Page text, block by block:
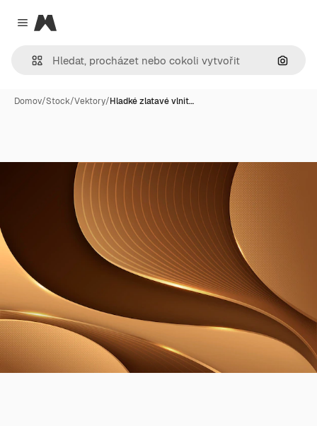
Close menu
Magnific
Hledat
Domov/Stock/Vektory/Hladké zlatavé vlnit…